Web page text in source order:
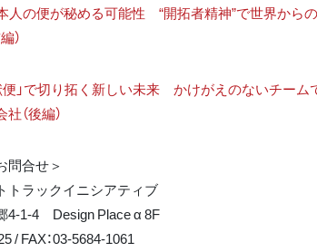
本人の便が秘める可能性 “開拓者精神”で世界か
）
献便」で切り拓く新しい未来 かけがえのないチー
（後編）
問合せ＞
トラックイニシアティブ
4-1-4 Design Place α 8F
/ FAX：03-5684-1061